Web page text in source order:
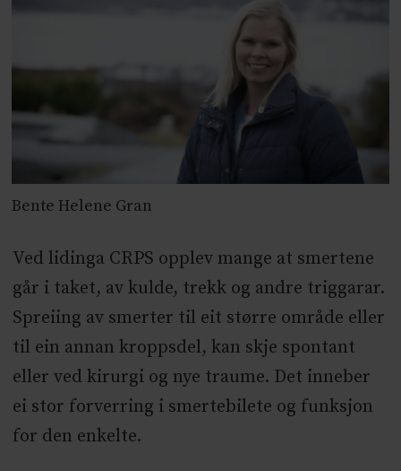
Bente Helene Gran
Ved lidinga CRPS opplev mange at smertene
går i taket, av kulde, trekk og andre triggarar.
Spreiing av smerter til eit større område eller
til ein annan kroppsdel, kan skje spontant
eller ved kirurgi og nye traume. Det inneber
ei stor forverring i smertebilete og funksjon
for den enkelte.